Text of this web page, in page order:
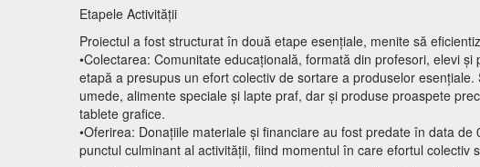
Etapele Activității
Proiectul a fost structurat în două etape esențiale, menite să
•Colectarea: Comunitate educațională, formată din profesori, elevi
etapă a presupus un efort colectiv de sortare a produselor
umede, alimente speciale și lapte praf, dar și produse proaspete
tablete grafice.
•Oferirea: Donațiile materiale și financiare au fost predate în data
punctul culminant al activității, fiind momentul în care efortul colectiv